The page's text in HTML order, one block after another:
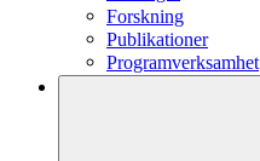
Forskning
Publikationer
Programverksamhet